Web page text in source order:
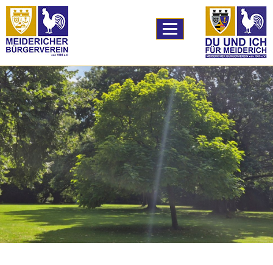
Home
A59 Ausbau
Bildung
Logistik
unser Verein
Vereinsleben
unser Angebot
Downloads